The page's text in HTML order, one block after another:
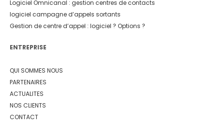
Logiciel Omnicanal : gestion centres de contacts
logiciel campagne d’appels sortants
Gestion de centre d’appel : logiciel ? Options ?
ENTREPRISE
QUI SOMMES NOUS
PARTENAIRES
ACTUALITES
NOS CLIENTS
CONTACT